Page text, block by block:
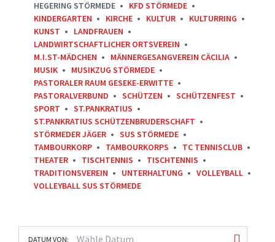
HEGERING STÖRMEDE
KFD STÖRMEDE
KINDERGARTEN
KIRCHE KULTUR
KULTURRING
KUNST
LANDFRAUEN
LANDWIRTSCHAFTLICHER ORTSVEREIN
M.I.ST-MÄDCHEN
MÄNNERGESANGVEREIN CÄCILIA
MUSIK
MUSIKZUG STÖRMEDE
PASTORALER RAUM GESEKE-ERWITTE
PASTORALVERBUND
SCHÜTZEN
SCHÜTZENFEST
SPORT
ST.PANKRATIUS
ST.PANKRATIUS SCHÜTZENBRUDERSCHAFT
STÖRMEDER JÄGER
SUS STÖRMEDE
TAMBOURKORP
TAMBOURKORPS
TC TENNISCLUB
THEATER
TISCHTENNIS
TISCHTENNIS
TRADITIONSVEREIN
UNTERHALTUNG
VOLLEYBALL
VOLLEYBALL SUS STÖRMEDE
DATUM VON: